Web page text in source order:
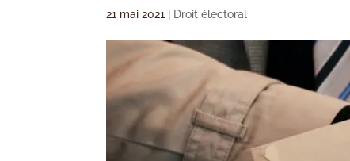
21 mai 2021 Droit électoral